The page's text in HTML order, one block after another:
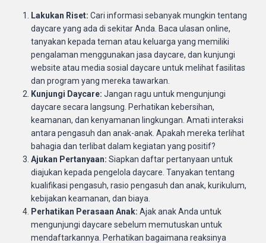
Lakukan Riset: Cari informasi sebanyak mungkin tentang
daycare yang ada di sekitar Anda. Baca ulasan online,
tanyakan kepada teman atau keluarga yang memiliki
pengalaman menggunakan jasa daycare, dan kunjungi
website atau media sosial daycare untuk melihat fasilitas
dan program yang mereka tawarkan.
Kunjungi Daycare: Jangan ragu untuk mengunjungi
daycare secara langsung. Perhatikan kebersihan,
keamanan, dan kenyamanan lingkungan. Amati interaksi
antara pengasuh dan anak-anak. Apakah mereka terlihat
bahagia dan terlibat dalam kegiatan yang positif?
Ajukan Pertanyaan: Siapkan daftar pertanyaan untuk
diajukan kepada pengelola daycare. Tanyakan tentang
kualifikasi pengasuh, rasio pengasuh dan anak, kurikulum,
kebijakan keamanan, dan biaya.
Perhatikan Perasaan Anak: Ajak anak Anda untuk
mengunjungi daycare sebelum memutuskan untuk
mendaftarkannya. Perhatikan bagaimana reaksinya